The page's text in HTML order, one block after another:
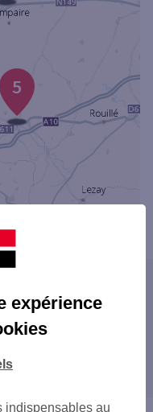
5
expérience
indispensables au